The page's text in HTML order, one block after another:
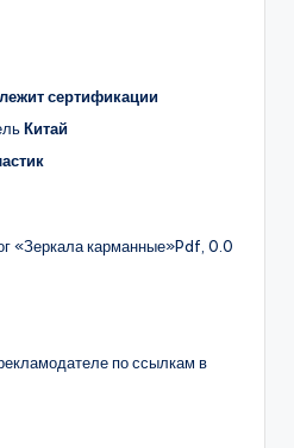
сертификации
Китай
«Зеркала карманные»Pdf, 0.0
по ссылкам в